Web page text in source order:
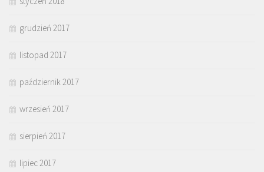
grudzień 2017
listopad 2017
październik 2017
wrzesień 2017
sierpień 2017
lipiec 2017